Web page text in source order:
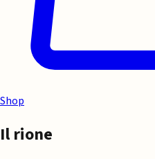
Shop
Il rione